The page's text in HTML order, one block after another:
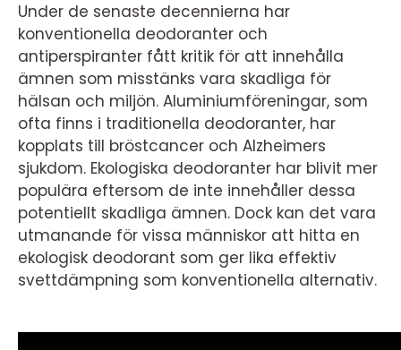
Under de senaste decennierna har
konventionella deodoranter och
antiperspiranter fått kritik för att innehålla
ämnen som misstänks vara skadliga för
hälsan och miljön. Aluminiumföreningar, som
ofta finns i traditionella deodoranter, har
kopplats till bröstcancer och Alzheimers
sjukdom. Ekologiska deodoranter har blivit mer
populära eftersom de inte innehåller dessa
potentiellt skadliga ämnen. Dock kan det vara
utmanande för vissa människor att hitta en
ekologisk deodorant som ger lika effektiv
svettdämpning som konventionella alternativ.